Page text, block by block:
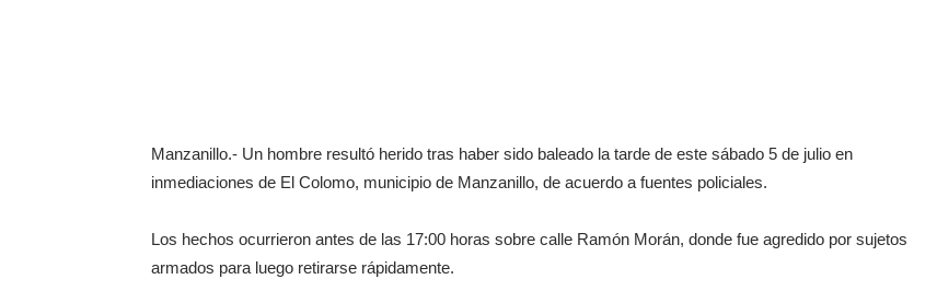
Manzanillo.- Un hombre resultó herido tras haber sido baleado la tarde de este sábado 5 de julio en
inmediaciones de El Colomo, municipio de Manzanillo, de acuerdo a fuentes policiales.
Los hechos ocurrieron antes de las 17:00 horas sobre calle Ramón Morán, donde fue agredido por sujetos
armados para luego retirarse rápidamente.